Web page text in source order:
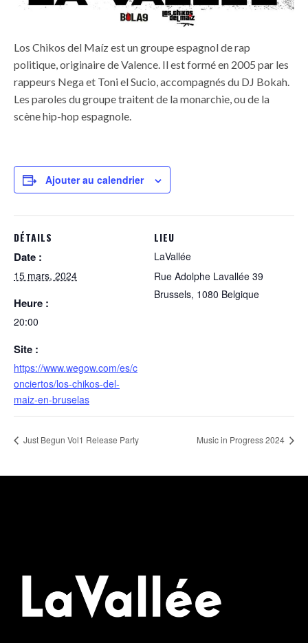
Los Chikos del Maíz est un groupe espagnol de rap
politique, originaire de Valence. Il est formé en 2005 par les
rappeurs Nega et Toni el Sucio, accompagnés du DJ Bokah.
Les paroles du groupe traitent de la monarchie, ou de la
scène hip-hop espagnole.
Ajouter au calendrier
DÉTAILS
Date :
15 mars, 2024
Heure :
20:00
Site :
https://www.wegow.com/es/c
onciertos/los-chikos-del-
maiz-en-bruselas
LIEU
LaVallée
Rue Adolphe Lavallée 39
Brussels, 1080 Belgique
Just Begun Vol1 Release Party Music in Progress 2024